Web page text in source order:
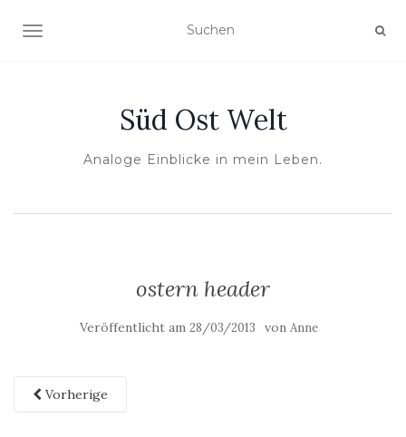
NAVIGATION UMSCHALTEN
Süd Ost Welt
Analoge Einblicke in mein Leben.
ostern header
Veröffentlicht am 28/03/2013 von Anne
Vorherige